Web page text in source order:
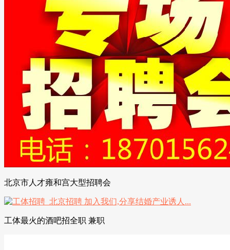
北京市人才雍和宫大型招聘会
工体最火的酒吧招全职 兼职